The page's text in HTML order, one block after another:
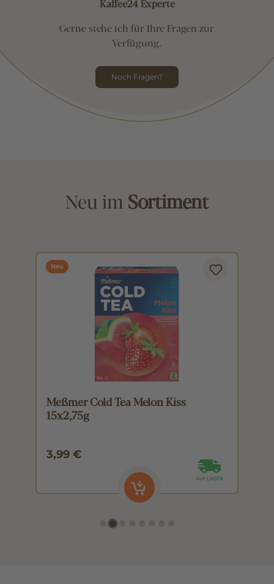
Kaffee24 Experte
Gerne stehe ich für Ihre Fragen zur
Verfügung.
Noch Fragen?
Neu im Sortiment
Neu
Meßmer Cold Tea Melon Kiss
15x2,75g
3,99 €